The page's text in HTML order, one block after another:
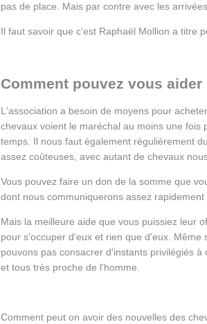
pas de place. Mais par contre avec les
Il faut savoir que c'est Raphaël Mollion a titre
Comment pouvez vous
L'association a besoin de moyens pour
chevaux voient le maréchal au moins une
temps. Il nous faut également régulièrement
assez coûteuses, avec autant de chevaux
Vous pouvez faire un don de la somme que
dont nous communiquerons assez rapidement
Mais la meilleure aide que vous puissiez leur
pour s'occuper d'eux et rien que d'eux.
pouvons pas consacrer d'instants privilégiés
et tous très proche de l'homme.
Comment peut on avoir des nouvelles des